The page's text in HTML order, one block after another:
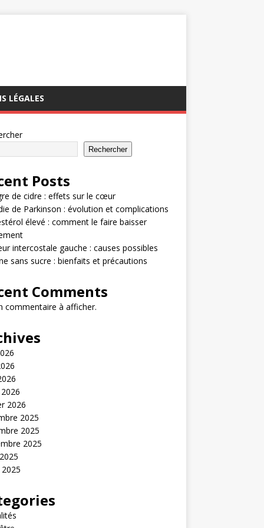
LÉGALES
Rechercher
Posts
de cidre : effets sur le cœur
de Parkinson : évolution et complications
élevé : comment le faire baisser
intercostale gauche : causes possibles
sans sucre : bienfaits et précautions
Comments
commentaire à afficher.
2026
2025
2025
2025